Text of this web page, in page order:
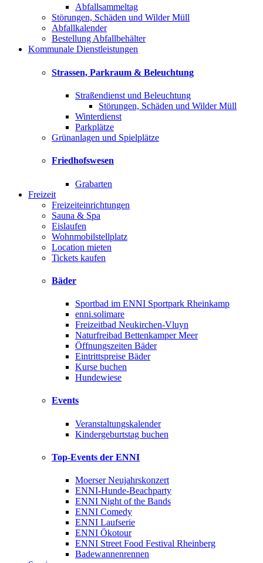
Abfallsammeltag
Störungen, Schäden und Wilder Müll
Abfallkalender
Bestellung Abfallbehälter
Kommunale Dienstleistungen
Strassen, Parkraum & Beleuchtung
Straßendienst und Beleuchtung
Störungen, Schäden und Wilder Müll
Winterdienst
Parkplätze
Grünanlagen und Spielplätze
Friedhofswesen
Grabarten
Freizeit
Freizeiteinrichtungen
Sauna & Spa
Eislaufen
Wohnmobilstellplatz
Location mieten
Tickets kaufen
Bäder
Sportbad im ENNI Sportpark Rheinkamp
enni.solimare
Freizeitbad Neukirchen-Vluyn
Naturfreibad Bettenkamper Meer
Öffnungszeiten Bäder
Eintrittspreise Bäder
Kurse buchen
Hundewiese
Events
Veranstaltungskalender
Kindergeburtstag buchen
Top-Events der ENNI
Moerser Neujahrskonzert
ENNI-Hunde-Beachparty
ENNI Night of the Bands
ENNI Comedy
ENNI Laufserie
ENNI Ökotour
ENNI Street Food Festival Rheinberg
Badewannenrennen